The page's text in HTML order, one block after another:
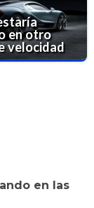
en otro
velocidad
en las